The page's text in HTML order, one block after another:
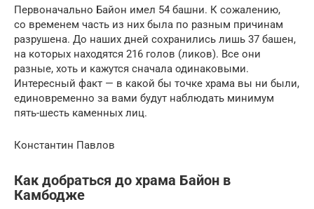
Первоначально Байон имел 54 башни. К сожалению,
со временем часть из них была по разным причинам
разрушена. До наших дней сохранились лишь 37 башен,
на которых находятся 216 голов (ликов). Все они
разные, хоть и кажутся сначала одинаковыми.
Интересный факт — в какой бы точке храма вы ни были,
единовременно за вами будут наблюдать минимум
пять-шесть каменных лиц.
Константин Павлов
Как добраться до храма Байон в
Камбодже